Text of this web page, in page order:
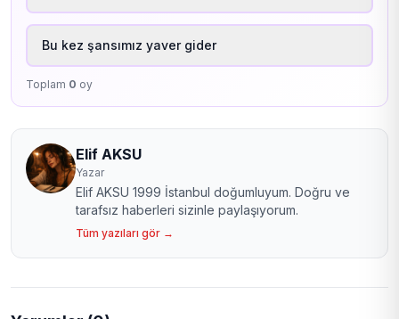
Bu kez şansımız yaver gider
Toplam 0 oy
Elif AKSU
Yazar
Elif AKSU 1999 İstanbul doğumluyum. Doğru ve
tarafsız haberleri sizinle paylaşıyorum.
Tüm yazıları gör →